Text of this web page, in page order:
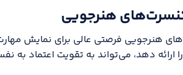
کنسرت‌های هنرجویی
هنرجویی فرصتی عالی برای نمایش
ارائه دهد، می‌تواند به تقویت اعتماد به